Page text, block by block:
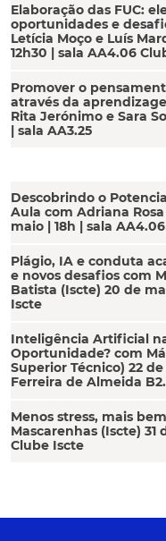
Elaboração das FUC:
oportunidades e
Letícia Moço e Luís
12h30 | sala AA4.06
Promover o
através da
Rita Jerónimo e Sara
| sala AA3.25
Descobrindo o
Aula com Adriana
maio | 18h | sala
Plágio, IA e conduta
e novos desafios com
Batista (Iscte) 20 de
Iscte
Inteligência Artificial
Oportunidade? com
Superior Técnico) 22
Ferreira de Almeida
Menos stress, mais
Mascarenhas (Iscte) 31
Clube Iscte